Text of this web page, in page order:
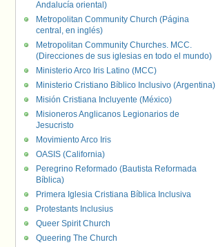
Andalucía oriental)
Metropolitan Community Church (Página
central, en inglés)
Metropolitan Community Churches. MCC.
(Direcciones de sus iglesias en todo el mundo)
Ministerio Arco Iris Latino (MCC)
Ministerio Cristiano Bíblico Inclusivo (Argentina)
Misión Cristiana Incluyente (México)
Misioneros Anglicanos Legionarios de
Jesucristo
Movimiento Arco Iris
OASIS (California)
Peregrino Reformado (Bautista Reformada
Bíblica)
Primera Iglesia Cristiana Bíblica Inclusiva
Protestants Inclusius
Queer Spirit Church
Queering The Church